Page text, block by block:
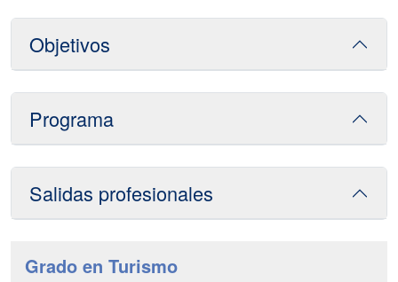
Objetivos
Programa
Salidas profesionales
Grado en Turismo